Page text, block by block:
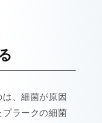
、細菌が原因
プラークの細菌